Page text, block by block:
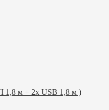
1,8 м + 2x USB 1,8 м )